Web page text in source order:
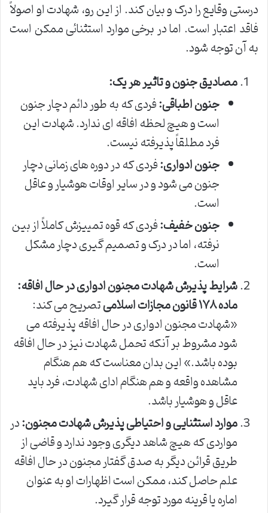
درستی وقایع را درک و بیان کند. از این رو، شهادت او اصولاً
فاقد اعتبار است. اما در برخی موارد استثنائی ممکن است
به آن توجه شود.
مصادیق جنون و تاثیر هر یک:
جنون اطباقی:فردی که به طور دائم دچار جنون
است و هیچ لحظه افاقه ای ندارد. شهادت این
فرد مطلقاً پذیرفته نیست.
جنون ادواری:فردی که در دوره های زمانی دچار
جنون می شود و در سایر اوقات هوشیار و عاقل
است.
جنون خفیف:فردی که قوه تمییزش کاملاً از بین
نرفته، اما در درک و تصمیم گیری دچار مشکل
است.
شرایط پذیرش شهادت مجنون ادواری در حال افاقه:
ماده ۱۷۸ قانون مجازات اسلامی
تصریح می کند:
«شهادت مجنون ادواری در حال افاقه پذیرفته می
شود مشروط بر آنکه تحمل شهادت نیز در حال افاقه
بوده باشد.» این بدان معناست که هم هنگام
مشاهده واقعه و هم هنگام ادای شهادت، فرد باید
عاقل و هوشیار باشد.
موارد استثنایی و احتیاطی پذیرش شهادت مجنون:در
مواردی که هیچ شاهد دیگری وجود ندارد و قاضی از
طریق قرائن دیگر به صدق گفتار مجنون در حال افاقه
علم حاصل کند، ممکن است اظهارات او به عنوان
اماره یا قرینه مورد توجه قرار گیرد.